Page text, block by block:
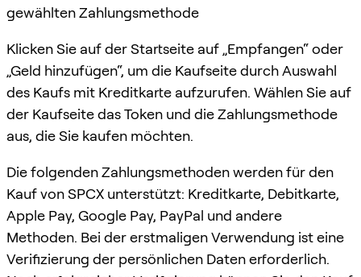
gewählten Zahlungsmethode
Klicken Sie auf der Startseite auf „Empfangen“ oder
„Geld hinzufügen“, um die Kaufseite durch Auswahl
des Kaufs mit Kreditkarte aufzurufen. Wählen Sie auf
der Kaufseite das Token und die Zahlungsmethode
aus, die Sie kaufen möchten.
Die folgenden Zahlungsmethoden werden für den
Kauf von SPCX unterstützt: Kreditkarte, Debitkarte,
Apple Pay, Google Pay, PayPal und andere
Methoden. Bei der erstmaligen Verwendung ist eine
Verifizierung der persönlichen Daten erforderlich.